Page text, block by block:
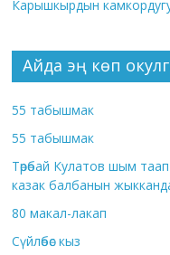
Карышкырдын
Айда эң көп
55 табышмак
55 табышмак
Төрөбай Кулатов шым
казак балбанын
80 макал-лакап
Сүйлөбөс кыз